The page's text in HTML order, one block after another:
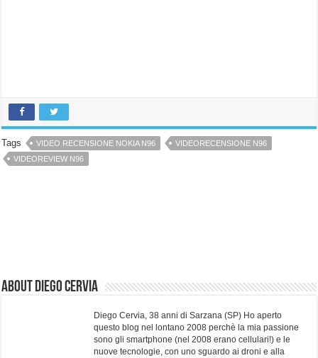
Tags VIDEO RECENSIONE NOKIA N96
VIDEORECENSIONE N96
VIDEOREVIEW N96
About Diego Cervia
Diego Cervia, 38 anni di Sarzana (SP) Ho aperto
questo blog nel lontano 2008 perchè la mia passione
sono gli smartphone (nel 2008 erano cellulari!) e le
nuove tecnologie, con uno sguardo ai droni e alla